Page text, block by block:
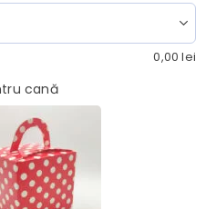
0,00lei
cană